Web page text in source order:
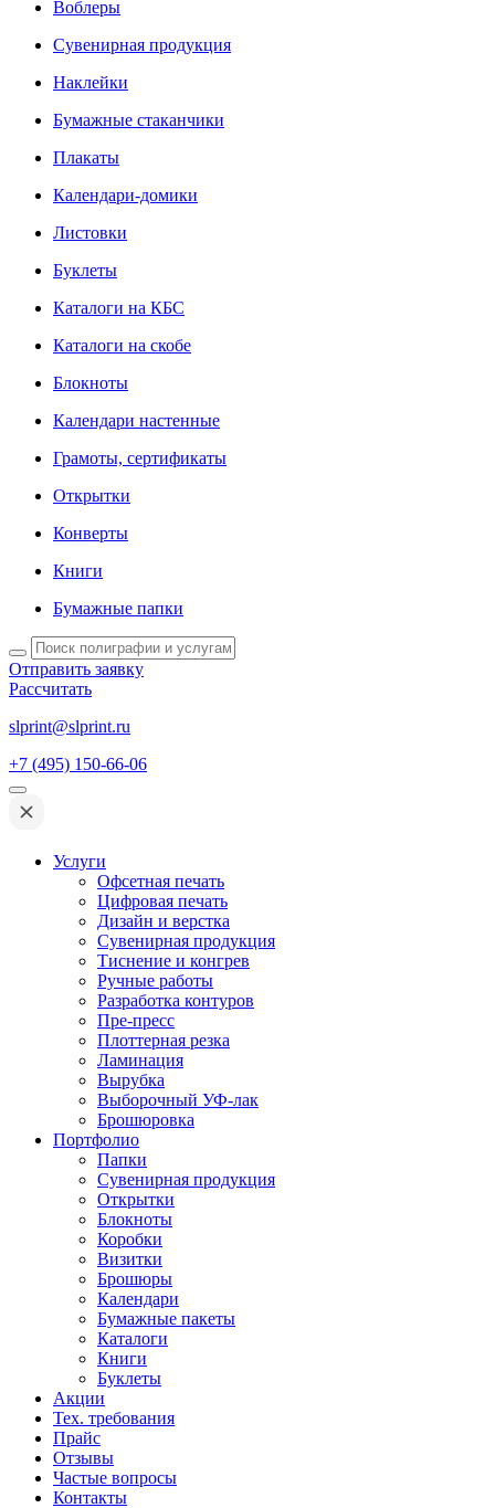
Воблеры
Сувенирная продукция
Наклейки
Бумажные стаканчики
Плакаты
Календари-домики
Листовки
Буклеты
Каталоги на КБС
Каталоги на скобе
Блокноты
Календари настенные
Грамоты, сертификаты
Открытки
Конверты
Книги
Бумажные папки
Отправить заявку
Рассчитать
slprint@slprint.ru
+7 (495) 150-66-06
Услуги
Офсетная печать
Цифровая печать
Дизайн и верстка
Сувенирная продукция
Тиснение и конгрев
Ручные работы
Разработка контуров
Пре-пресс
Плоттерная резка
Ламинация
Вырубка
Выборочный УФ-лак
Брошюровка
Портфолио
Папки
Сувенирная продукция
Открытки
Блокноты
Коробки
Визитки
Брошюры
Календари
Бумажные пакеты
Каталоги
Книги
Буклеты
Акции
Тех. требования
Прайс
Отзывы
Частые вопросы
Контакты